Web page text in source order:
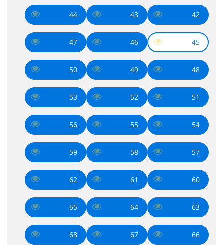
42
43
44
45
46
47
48
49
50
51
52
53
54
55
56
57
58
59
60
61
62
63
64
65
66
67
68